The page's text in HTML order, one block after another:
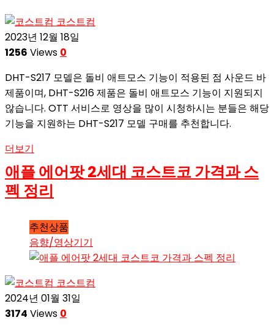
코스트컴
2023년 12월 18일
1256 Views 0
DHT-S217 모델은 돌비 애트모스 기능이 적용된 점 사운드 바
제품이며, DHT-S216 제품은 돌비 애트모스 기능이 지원되지
않습니다. OTT 서비스로 영상을 많이 시청하시는 분들은 해당
기능을 지원하는 DHT-S217 모델 구매를 추천합니다.
더보기
애플 에어팟 2세대 코스트코 가격과 스
펙 정리
추천상품
음향/영상기기
코스트컴
2024년 01월 31일
3174 Views 0